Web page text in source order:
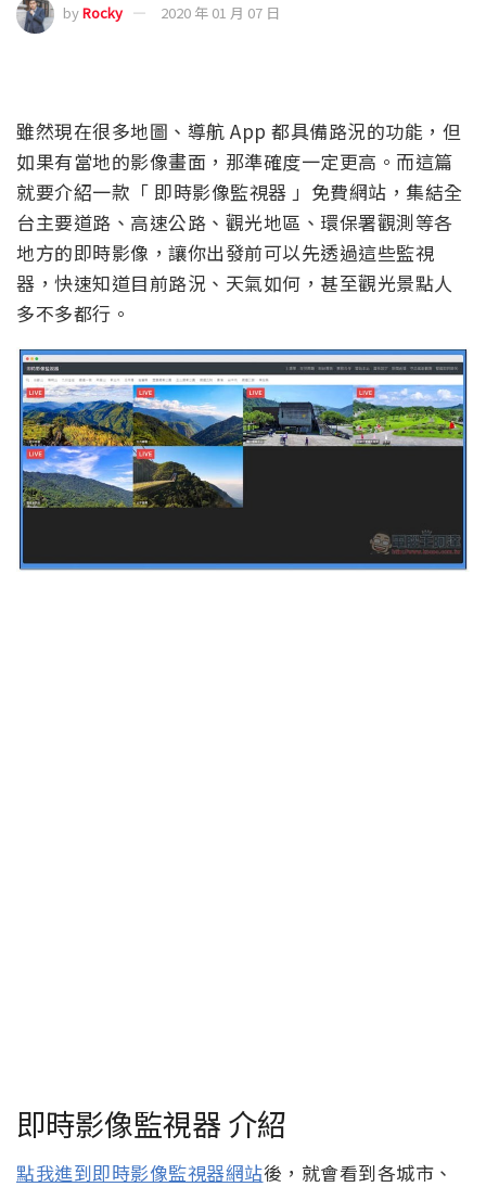
byRocky 2020 年 01 月 07 日
雖然現在很多地圖、導航 App 都具備路況的功能，但
如果有當地的影像畫面，那準確度一定更高。而這篇
就要介紹一款「 即時影像監視器 」免費網站，集結全
台主要道路、高速公路、觀光地區、環保署觀測等各
地方的即時影像，讓你出發前可以先透過這些監視
器，快速知道目前路況、天氣如何，甚至觀光景點人
多不多都行。
即時影像監視器 介紹
點我進到即時影像監視器網站後，就會看到各城市、